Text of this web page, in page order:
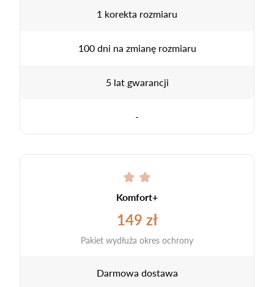
1 korekta rozmiaru
100 dni na zmianę rozmiaru
5 lat gwarancji
-
Komfort+
149 zł
Pakiet wydłuża okres ochrony
Darmowa dostawa